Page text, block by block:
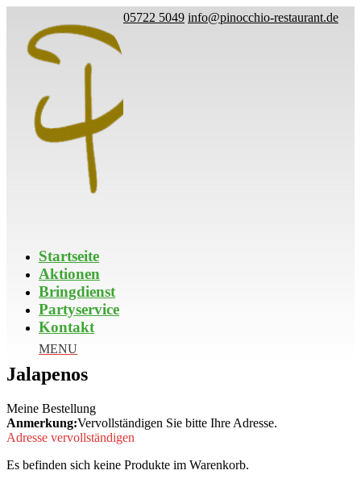
05722 5049 info@pinocchio-restaurant.de
Startseite
Aktionen
Bringdienst
Partyservice
Kontakt
Jalapenos
Meine Bestellung
Anmerkung:Vervollständigen Sie bitte Ihre Adresse.
Adresse vervollständigen
Es befinden sich keine Produkte im Warenkorb.